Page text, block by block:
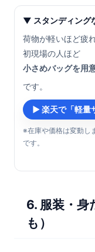
▼ スタンディング
荷物が軽いほど疲
初現場の人ほど
小さめバッグを用
です。
▶ 楽天で「軽量
※在庫や価格は変動し
です。
6. 服装・身
も）